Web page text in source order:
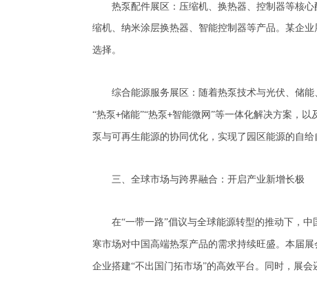
热泵配件展区：压缩机、换热器、控制器等核心
缩机、纳米涂层换热器、智能控制器等产品。某企业
选择。
综合能源服务展区：随着热泵技术与光伏、储能
“热泵+储能”“热泵+智能微网”等一体化解决方案，
泵与可再生能源的协同优化，实现了园区能源的自给
三、全球市场与跨界融合：开启产业新增长极
在“一带一路”倡议与全球能源转型的推动下，
寒市场对中国高端热泵产品的需求持续旺盛。本届
企业搭建“不出国门拓市场”的高效平台。同时，展